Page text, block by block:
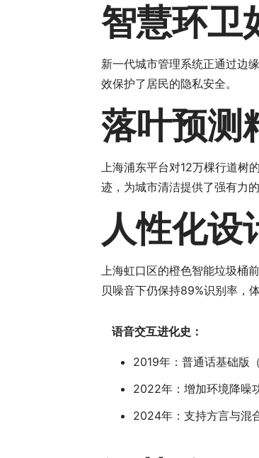
智慧环卫
新一代城市管理系统正通过边
效保护了居民的隐私安全。
落叶预测
上海浦东平台对12万棵行道树
迹，为城市清洁提供了强有力的
人性化设
上海虹口区的橙色智能垃圾桶
贝噪音下仍保持89%识别率，
语音交互进化史：
2019年：普通话基础版
2022年：增加环境降噪
2024年：支持方言与混